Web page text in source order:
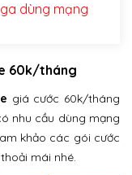
dùng mạng
60k/tháng
giá cước 60k/tháng
nhu cầu dùng mạng
khảo các gói cước
mái nhé.